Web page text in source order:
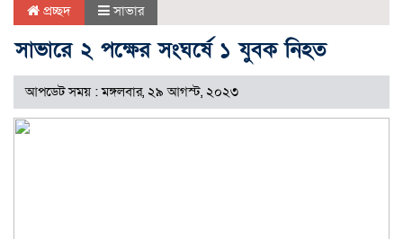
প্রচ্ছদ সাভার
সাভারে ২ পক্ষের সংঘর্ষে ১ যুবক নিহত
আপডেট সময় : মঙ্গলবার, ২৯ আগস্ট, ২০২৩